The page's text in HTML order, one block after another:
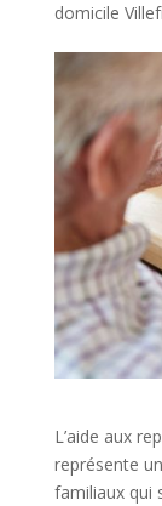
domicile
L’aide aux
représente
familiaux qui